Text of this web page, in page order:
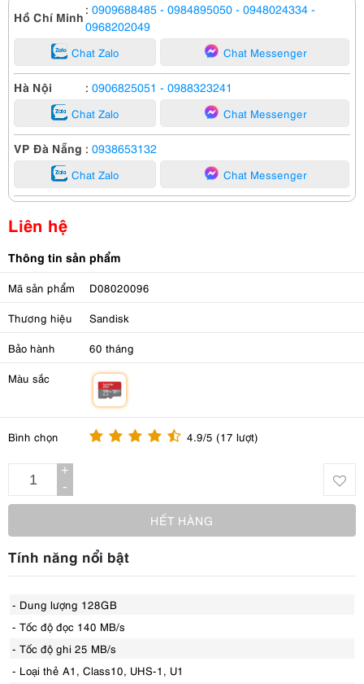
Hồ Chí Minh : 0909688485 - 0984895050 - 0948024334 -
0968202049
Chat Zalo Chat Messenger
Hà Nội : 0906825051 - 0988323241
Chat Zalo Chat Messenger
VP Đà Nẵng : 0938653132
Chat Zalo Chat Messenger
Liên hệ
Thông tin sản phẩm
Mã sản phẩm D08020096
Thương hiệu Sandisk
Bảo hành 60 tháng
Màu sắc
Bình chọn 4.9/5 (17 lượt)
+
-
HẾT HÀNG
Tính năng nổi bật
- Dung lượng 128GB
- Tốc độ đọc 140 MB/s
- Tốc độ ghi 25 MB/s
- Loại thẻ A1, Class10, UHS-1, U1